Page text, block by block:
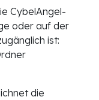
CybelAngel-
oder auf der
ist:
die